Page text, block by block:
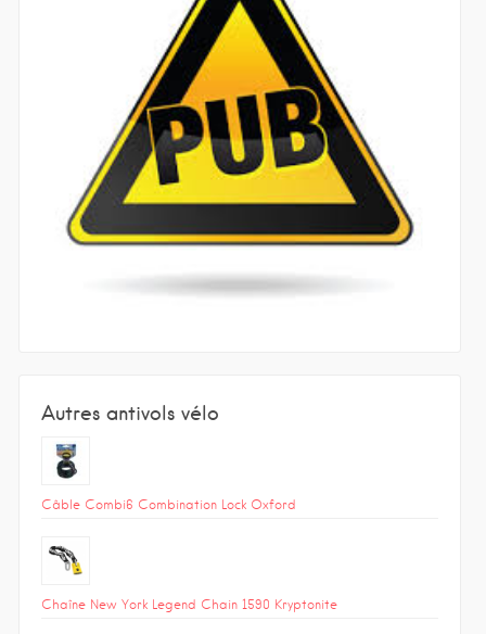
Autres antivols vélo
Câble Combi6 Combination Lock Oxford
Chaîne New York Legend Chain 1590 Kryptonite